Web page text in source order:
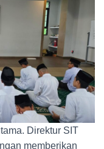
Direktur SIT
memberikan